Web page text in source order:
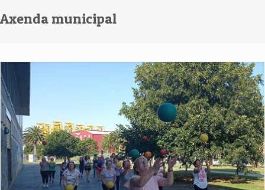
Axenda municipal